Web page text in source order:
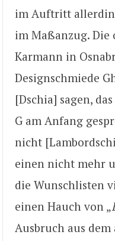
im Auftritt
im Maßanzug.
Karmann in
Designschmiede
[Dschia] sagen,
G am Anfang
nicht
einen nicht mehr
die Wunschlisten
einen Hauch von „
Ausbruch aus